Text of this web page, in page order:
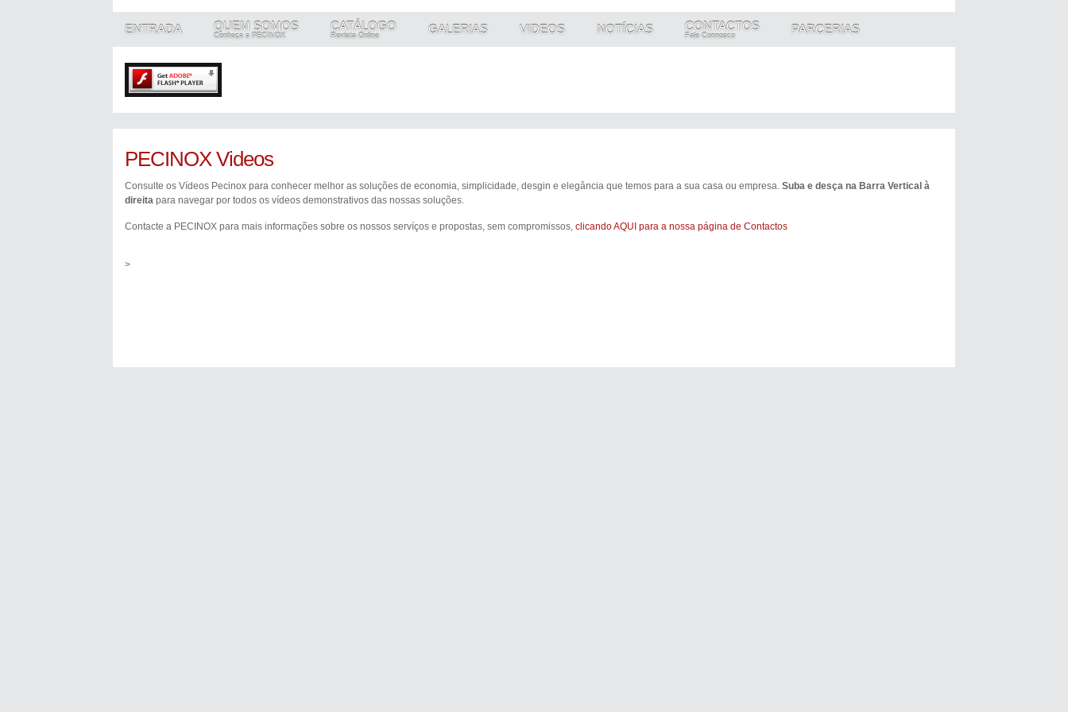
ENTRADA QUEM SOMOS
Conheça a PECINOX
CATÁLOGO
Revista Online GALERIAS VIDEOS NOTÍCIAS CONTACTOS
Fale Connosco PARCERIAS
PECINOX Videos
Consulte os Vídeos Pecinox para conhecer melhor as soluções de economia, simplicidade, desgin e elegância que temos para a sua casa ou empresa. Suba e desça na Barra Vertical à
direita para navegar por todos os vídeos demonstrativos das nossas soluções.
Contacte a PECINOX para mais informações sobre os nossos servíços e propostas, sem compromissos, clicando AQUI para a nossa página de Contactos
>